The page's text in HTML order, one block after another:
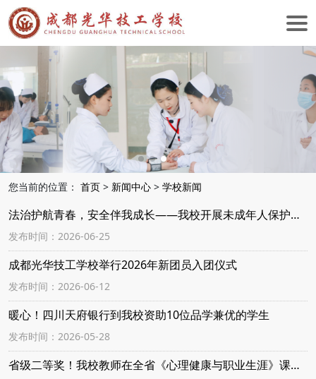
您当前的位置： 首页 > 新闻中心 > 学校新闻
法治护航青春，安全伴我成长——我校开展未成年人保护与禁毒防艾系列宣传教育活动
发布时间：2026-06-25
成都光华技工学校举行2026年新团员入团仪式
发布时间：2026-06-12
暖心！四川天府银行到我校资助10位品学兼优的学生
发布时间：2026-05-28
省级二等奖！我校教师在全省《心理健康与职业生涯》课程展示活动中载誉归来